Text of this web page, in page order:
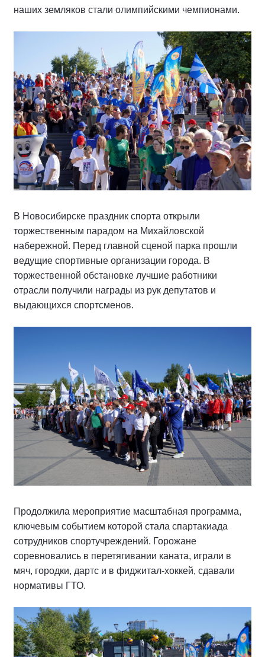
наших земляков стали олимпийскими чемпионами.
В Новосибирске праздник спорта открыли
торжественным парадом на Михайловской
набережной. Перед главной сценой парка прошли
ведущие спортивные организации города. В
торжественной обстановке лучшие работники
отрасли получили награды из рук депутатов и
выдающихся спортсменов.
Продолжила мероприятие масштабная программа,
ключевым событием которой стала спартакиада
сотрудников спортучреждений. Горожане
соревновались в перетягивании каната, играли в
мяч, городки, дартс и в фиджитал-хоккей, сдавали
нормативы ГТО.